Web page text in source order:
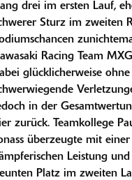
drei im ersten Lauf,
Sturz im zweiten
Racing Team
glücklicherweise ohne
in der
zurück. Teamkollege
überzeugte mit einer
Leistung
Platz im zweiten